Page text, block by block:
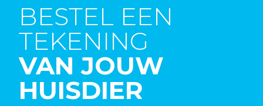
BESTEL EEN
TEKENING
VAN JOUW
HUISDIER